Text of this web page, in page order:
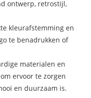
ontwerp, retrostijl,
kleurafstemming en
te benadrukken of
materialen en
ervoor te zorgen
en duurzaam is.